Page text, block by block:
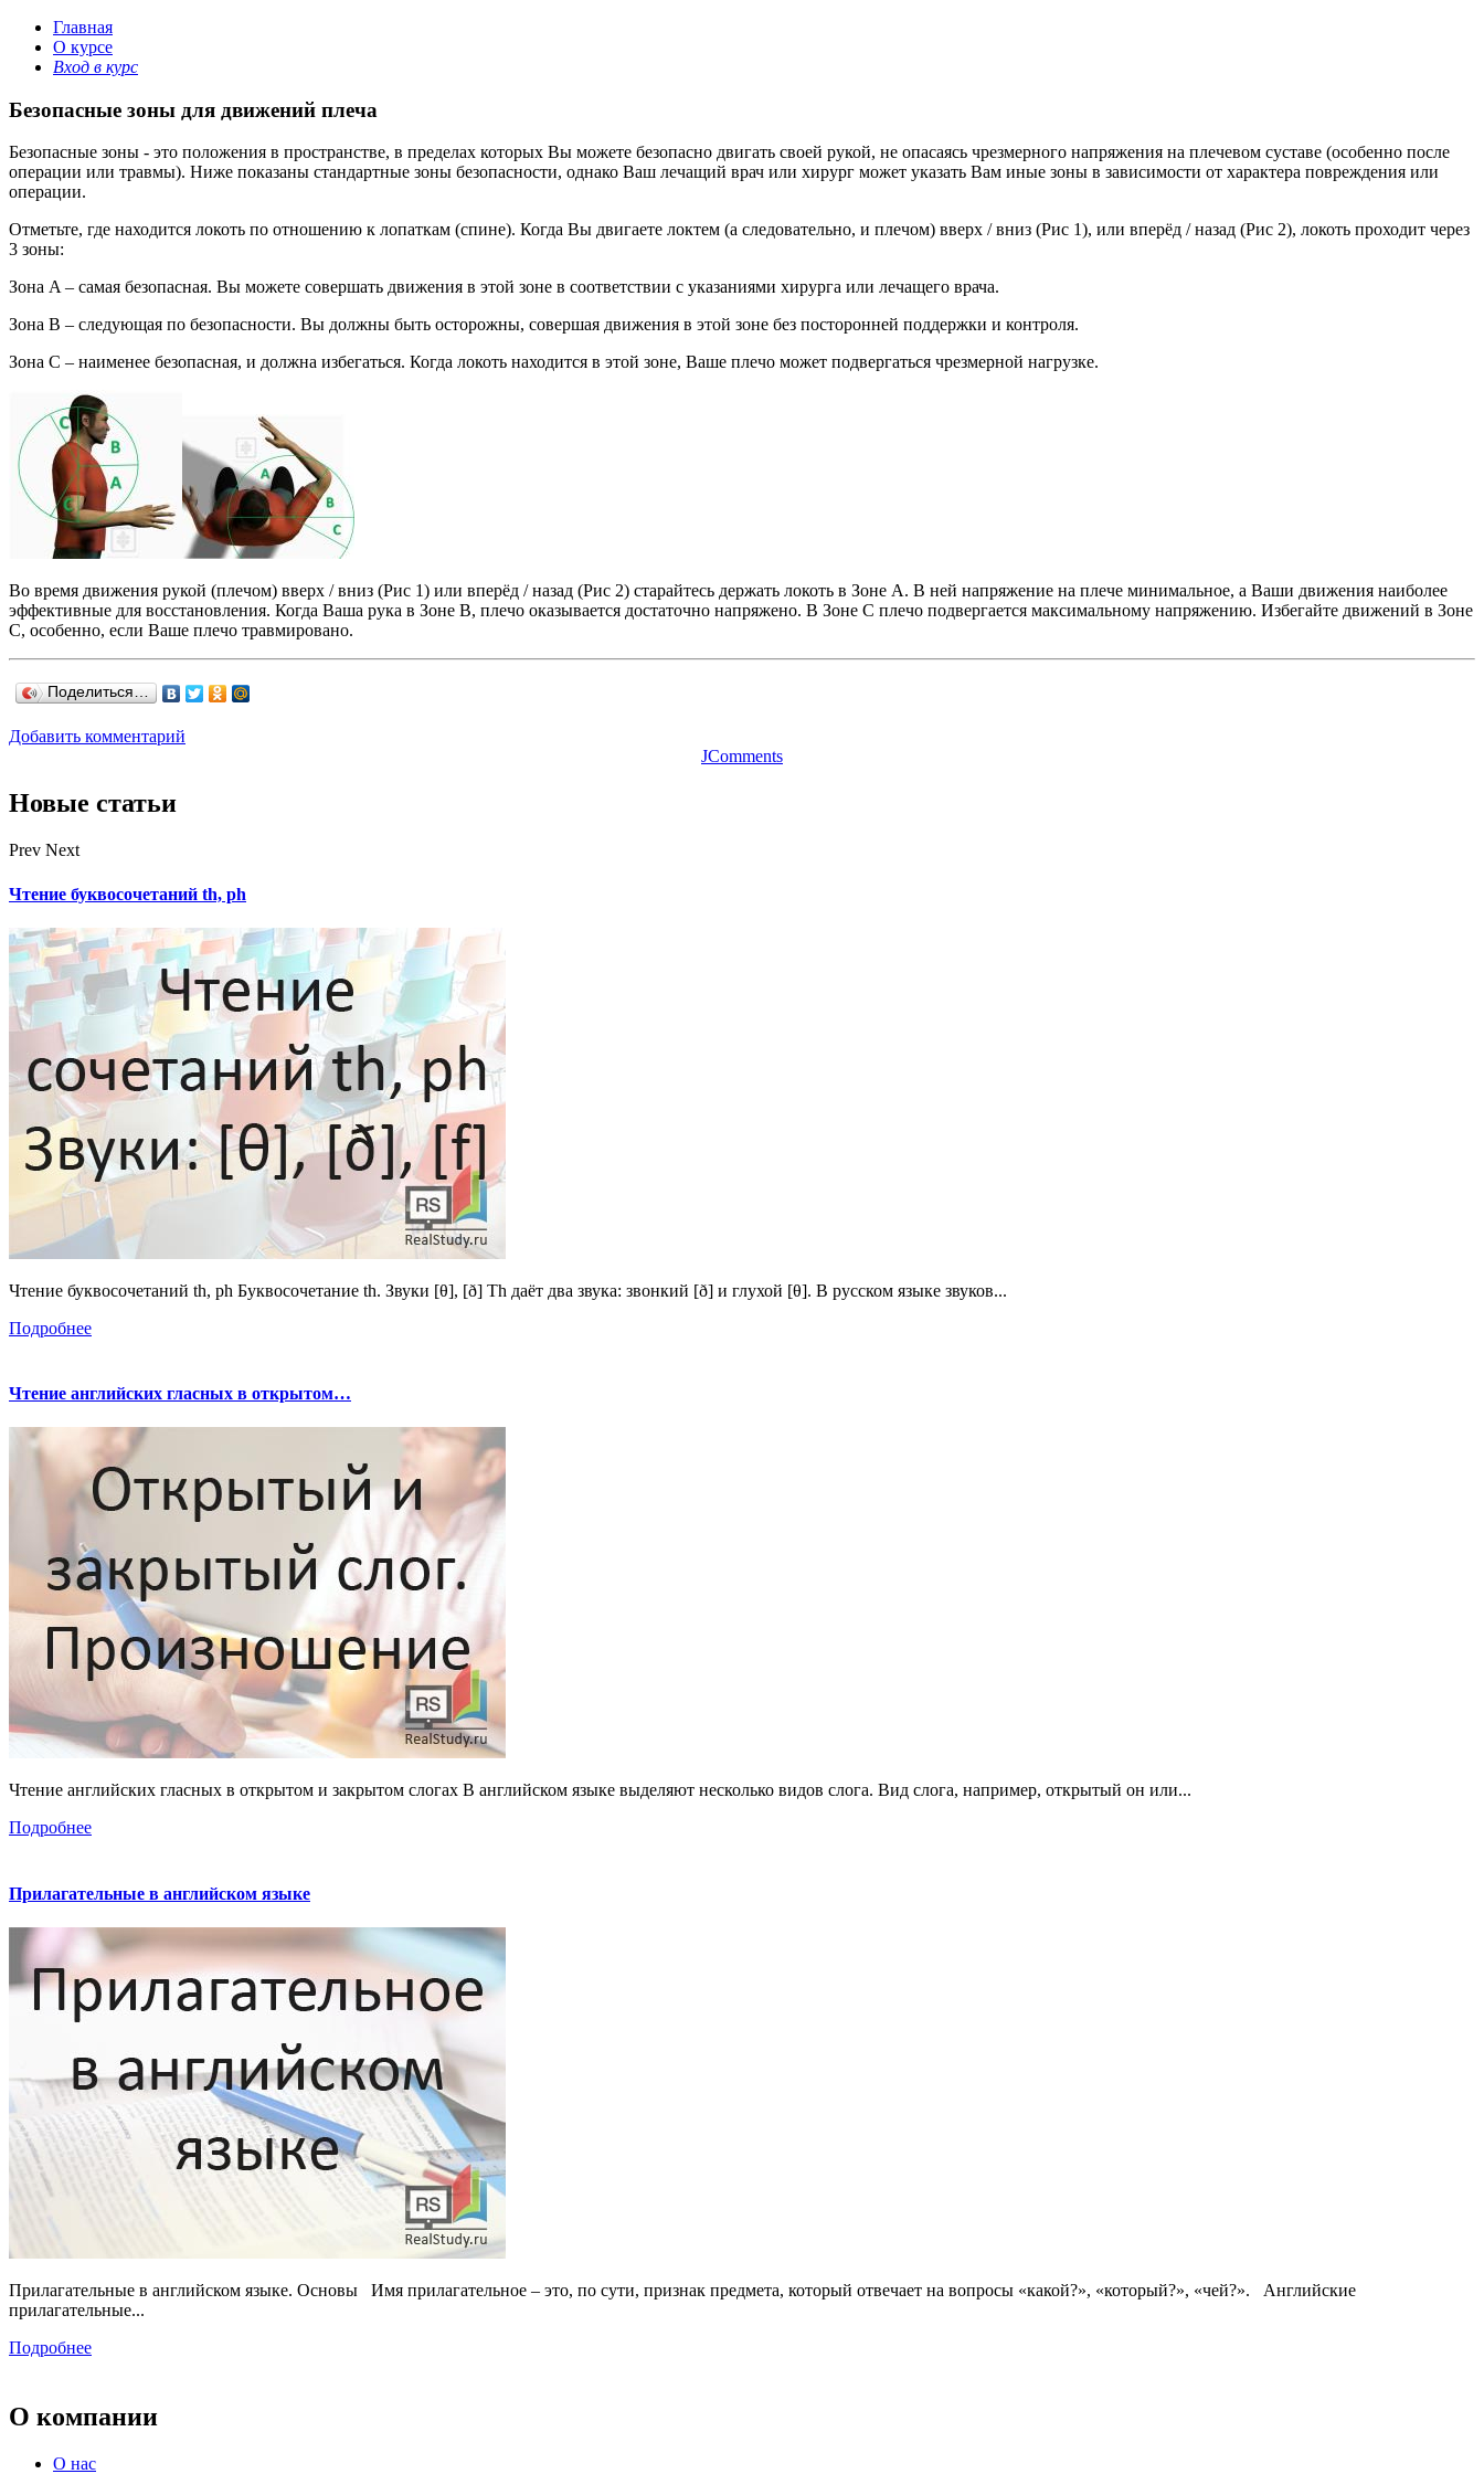
Главная
О курсе
Вход в курс
Безопасные зоны для движений плеча
Безопасные зоны - это положения в пространстве, в пределах которых Вы можете безопасно двигать своей рукой, не опасаясь чрезмерного напряжения на плечевом суставе (особенно после
операции или травмы). Ниже показаны стандартные зоны безопасности, однако Ваш лечащий врач или хирург может указать Вам иные зоны в зависимости от характера повреждения или
операции.
Отметьте, где находится локоть по отношению к лопаткам (спине). Когда Вы двигаете локтем (а следовательно, и плечом) вверх / вниз (Рис 1), или вперёд / назад (Рис 2), локоть проходит через
3 зоны:
Зона A – самая безопасная. Вы можете совершать движения в этой зоне в соответствии с указаниями хирурга или лечащего врача.
Зона B – следующая по безопасности. Вы должны быть осторожны, совершая движения в этой зоне без посторонней поддержки и контроля.
Зона C – наименее безопасная, и должна избегаться. Когда локоть находится в этой зоне, Ваше плечо может подвергаться чрезмерной нагрузке.
Во время движения рукой (плечом) вверх / вниз (Рис 1) или вперёд / назад (Рис 2) старайтесь держать локоть в Зоне A. В ней напряжение на плече минимальное, а Ваши движения наиболее
эффективные для восстановления. Когда Ваша рука в Зоне B, плечо оказывается достаточно напряжено. В Зоне C плечо подвергается максимальному напряжению. Избегайте движений в Зоне
C, особенно, если Ваше плечо травмировано.
Поделиться…
Добавить комментарий
JComments
Новые статьи
Prev Next
Чтение буквосочетаний th, ph
Чтение буквосочетаний th, ph Буквосочетание th. Звуки [θ], [ð] Th даёт два звука: звонкий [ð] и глухой [θ]. В русском языке звуков...
Подробнее
Чтение английских гласных в открытом…
Чтение английских гласных в открытом и закрытом слогах В английском языке выделяют несколько видов слога. Вид слога, например, открытый он или...
Подробнее
Прилагательные в английском языке
Прилагательные в английском языке. Основы Имя прилагательное – это, по сути, признак предмета, который отвечает на вопросы «какой?», «который?», «чей?». Английские
прилагательные...
Подробнее
О компании
О нас